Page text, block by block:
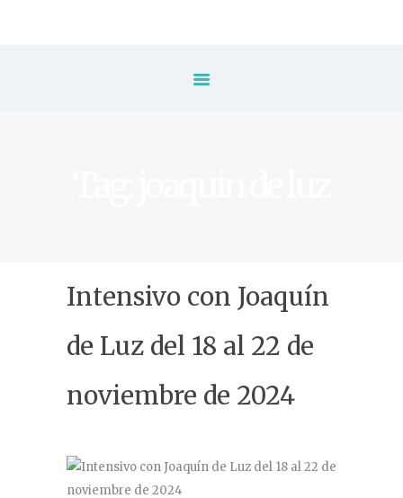
Escuela
Intensivo con Joaquín
de Luz del 18 al 22 de
noviembre de 2024